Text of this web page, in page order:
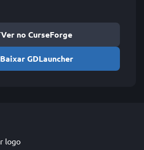
Ver no CurseForge
Baixar GDLauncher